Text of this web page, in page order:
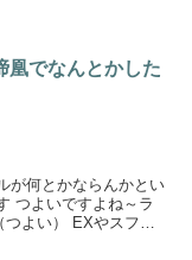
凰でなんとかした
が何とかならんかとい
ラ